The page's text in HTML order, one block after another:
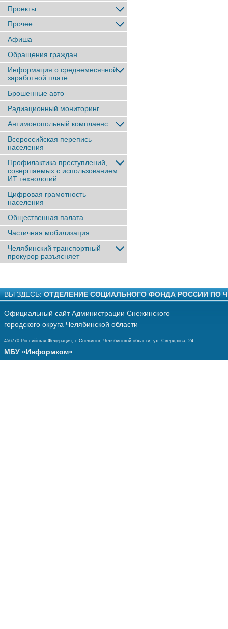
Проекты
Прочее
Афиша
Обращения граждан
Информация о среднемесячной
заработной плате
Брошенные авто
Радиационный мониторинг
Антимонопольный комплаенс
Всероссийская перепись
населения
Профилактика преступлений,
совершаемых с использованием
ИТ технологий
Цифровая грамотность
населения
Общественная палата
Частичная мобилизация
Челябинский транспортный
прокурор разъясняет
ВЫ ЗДЕСЬ: ОТДЕЛЕНИЕ СОЦИАЛЬНОГО ФОНДА РОССИИ ПО
Официальный сайт Администрации Снежинского
городского округа Челябинской области
456770 Российская Федерация, г. Снежинск, Челябинской области, ул. Свердлова, 24
МБУ «Информком»